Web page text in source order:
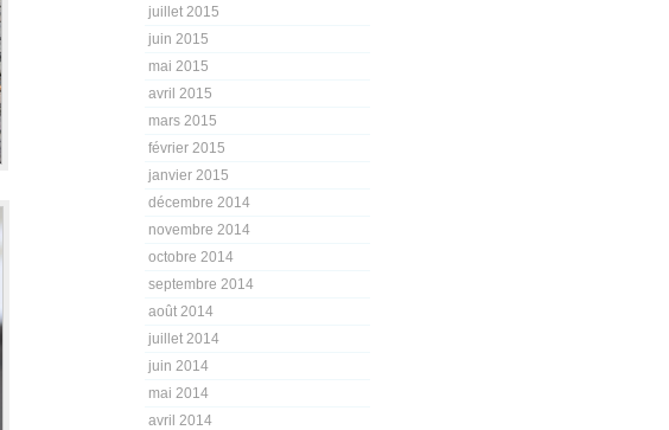
juillet 2015
juin 2015
mai 2015
avril 2015
mars 2015
février 2015
janvier 2015
décembre 2014
novembre 2014
octobre 2014
septembre 2014
août 2014
juillet 2014
juin 2014
mai 2014
avril 2014